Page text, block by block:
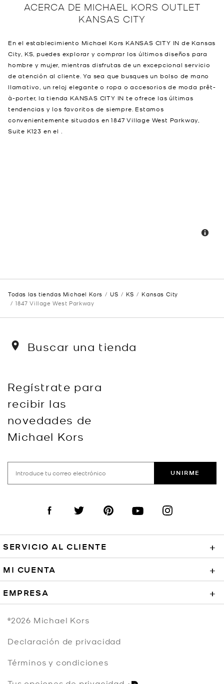
ACERCA DE MICHAEL KORS OUTLET
KANSAS CITY
En el establecimiento Michael Kors KANSAS CITY IN de Kansas
City, KS, puedes explorar y comprar los últimos diseños para
hombre y mujer, mientras disfrutas de un excepcional servicio
de atención al cliente. Ya sea que busques un bolso de mano
llamativo, un reloj elegante o ropa o accesorios de moda prêt-
à-porter, la tienda KANSAS CITY IN te ofrece las últimas
tendencias y los favoritos de siempre. Estamos
convenientemente situados en 1847 Village West Parkway,
Suite K123 en el .
Todas las tiendas Michael Kors US KS
Kansas City
1847 Village West Parkway
Buscar una tienda
Regístrate para
recibir las
novedades de
Michael Kors
UNIRME
Visit us on Facebook
Visit us on TwitterVisit us on PinterestVisit us on YouTube
Visit us on
SERVICIO AL CLIENTE +
MI CUENTA +
EMPRESA +
©2026 Michael Kors
Declaración de privacidad
Términos y condiciones